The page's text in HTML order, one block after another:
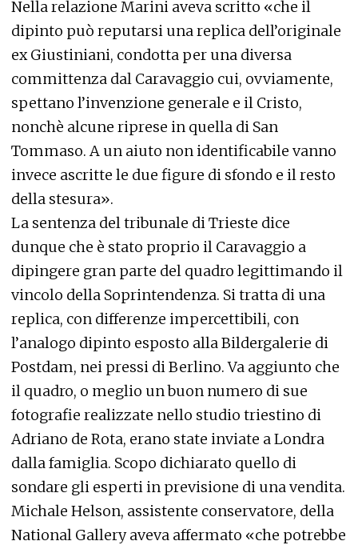
Nella relazione Marini aveva scritto «che il
dipinto può reputarsi una replica dell’originale
ex Giustiniani, condotta per una diversa
committenza dal Caravaggio cui, ovviamente,
spettano l’invenzione generale e il Cristo,
nonchè alcune riprese in quella di San
Tommaso. A un aiuto non identificabile vanno
invece ascritte le due figure di sfondo e il resto
della stesura».
La sentenza del tribunale di Trieste dice
dunque che è stato proprio il Caravaggio a
dipingere gran parte del quadro legittimando il
vincolo della Soprintendenza. Si tratta di una
replica, con differenze impercettibili, con
l’analogo dipinto esposto alla Bildergalerie di
Postdam, nei pressi di Berlino. Va aggiunto che
il quadro, o meglio un buon numero di sue
fotografie realizzate nello studio triestino di
Adriano de Rota, erano state inviate a Londra
dalla famiglia. Scopo dichiarato quello di
sondare gli esperti in previsione di una vendita.
Michale Helson, assistente conservatore, della
National Gallery aveva affermato «che potrebbe